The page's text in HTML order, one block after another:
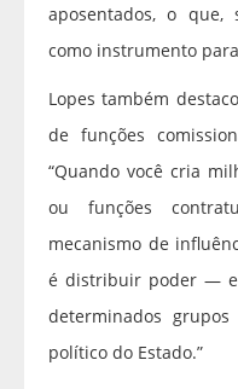
aposentados, o que,
como instrumento
Lopes também
de funções
“Quando você cria
ou funções
mecanismo de
é distribuir poder — e
determinados
político do Estado.”